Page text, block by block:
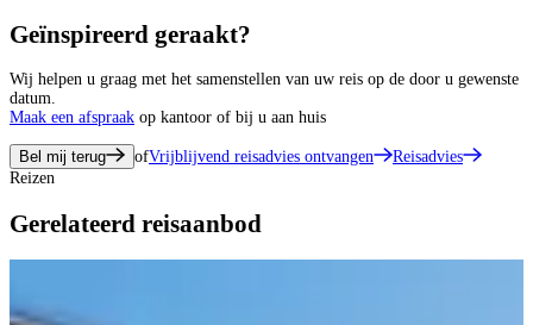
Geïnspireerd geraakt?
Wij helpen u graag met het samenstellen van uw reis op de door u gewenste
datum.
Maak een afspraak op kantoor of bij u aan huis
Bel mij terug ofVrijblijvend reisadvies ontvangen
Reisadvies
Reizen
Gerelateerd reisaanbod